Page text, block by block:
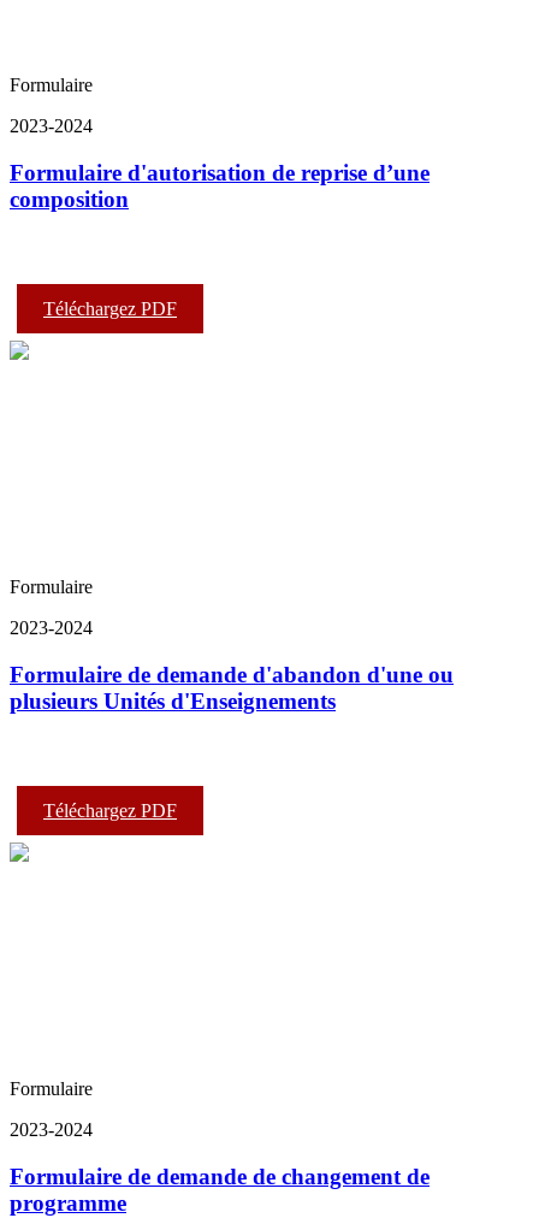
Formulaire
2023-2024
Formulaire d'autorisation de reprise d’une
composition
Téléchargez PDF
Formulaire
2023-2024
Formulaire de demande d'abandon d'une ou
plusieurs Unités d'Enseignements
Téléchargez PDF
Formulaire
2023-2024
Formulaire de demande de changement de
programme